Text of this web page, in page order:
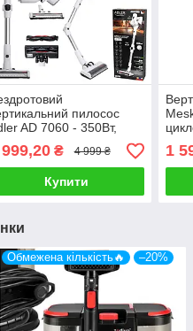
пилосос
AD 7060 - 350Вт,
LED-дисплей,
роботи
₴ 4 999 ₴
Купити
0,5
1
Обмежена кількість🔥 –20%